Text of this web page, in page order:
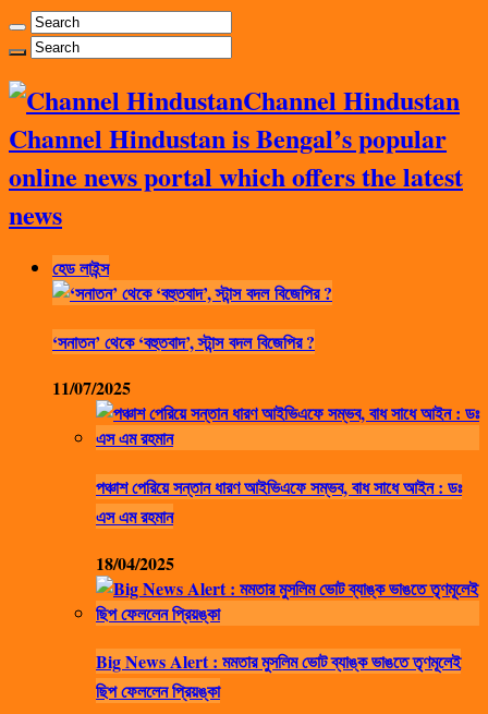
Channel Hindustan
Channel Hindustan is Bengal’s popular
online news portal which offers the latest
news
হেড লাইন্স
‘সনাতন’ থেকে ‘বহুতবাদ’, স্টান্স বদল বিজেপির ?
11/07/2025
পঞ্চাশ পেরিয়ে সন্তান ধারণ আইভিএফে সম্ভব, বাধ সাধে আইন : ডঃ
এস এম রহমান
18/04/2025
Big News Alert : মমতার মুসলিম ভোট ব্যাঙ্ক ভাঙতে তৃণমূলেই
ছিপ ফেললেন প্রিয়ঙ্কা